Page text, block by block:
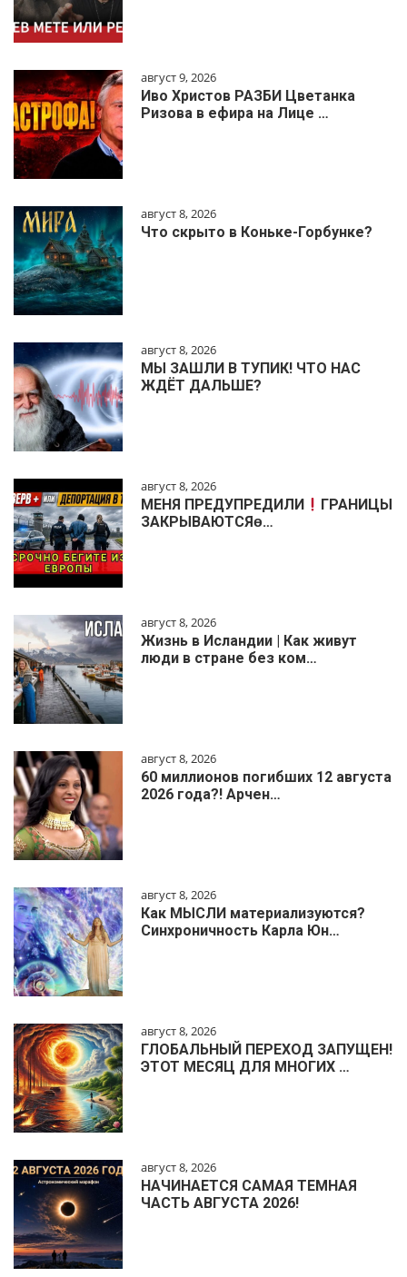
август 9, 2026
Иво Христов РАЗБИ Цветанка
Ризова в ефира на Лице …
август 8, 2026
Что скрыто в Коньке-Горбунке?
август 8, 2026
МЫ ЗАШЛИ В ТУПИК! ЧТО НАС
ЖДЁТ ДАЛЬШЕ?
август 8, 2026
МЕНЯ ПРЕДУПРЕДИЛИ
ГРАНИЦЫ
ЗАКРЫВАЮТСЯɵ…
август 8, 2026
Жизнь в Исландии | Как живут
люди в стране без ком…
август 8, 2026
60 миллионов погибших 12 августа
2026 года?! Арчен…
август 8, 2026
Как МЫСЛИ материализуются?
Синхроничность Карла Юн…
август 8, 2026
ГЛОБАЛЬНЫЙ ПЕРЕХОД ЗАПУЩЕН!
ЭТОТ МЕСЯЦ ДЛЯ МНОГИХ …
август 8, 2026
НАЧИНАЕТСЯ САМАЯ ТЕМНАЯ
ЧАСТЬ АВГУСТА 2026!